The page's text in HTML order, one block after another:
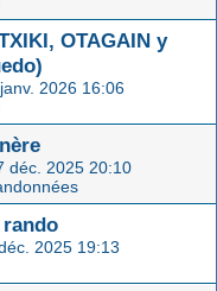
OTAGAIN y
2026 16:06
déc. 2025 20:10
2025 19:13